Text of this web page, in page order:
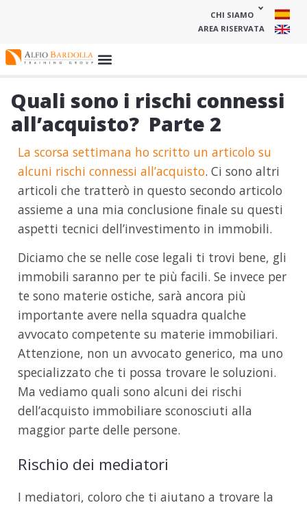
CHI SIAMO
AREA RISERVATA
Quali sono i rischi connessi
all’acquisto?  Parte 2
La scorsa settimana ho scritto un articolo su
alcuni rischi connessi all’acquisto. Ci sono altri
articoli che tratterò in questo secondo articolo
assieme a una mia conclusione finale su questi
aspetti tecnici dell’investimento in immobili.
Diciamo che se nelle cose legali ti trovi bene, gli
immobili saranno per te più facili. Se invece per
te sono materie ostiche, sarà ancora più
importante avere nella squadra qualche
avvocato competente su materie immobiliari.
Attenzione, non un avvocato generico, ma uno
specializzato che ti possa trovare le soluzioni.
Ma vediamo quali sono alcuni dei rischi
dell’acquisto immobiliare sconosciuti alla
maggior parte delle persone.
Rischio dei mediatori
I mediatori, coloro che ti aiutano a trovare la